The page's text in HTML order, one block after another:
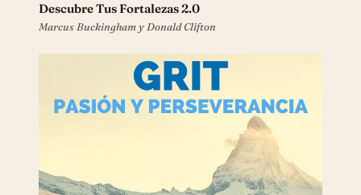
Descubre Tus Fortalezas 2.0
Marcus Buckingham y Donald Clifton